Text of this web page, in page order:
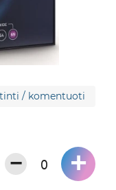
/ komentuoti
− +